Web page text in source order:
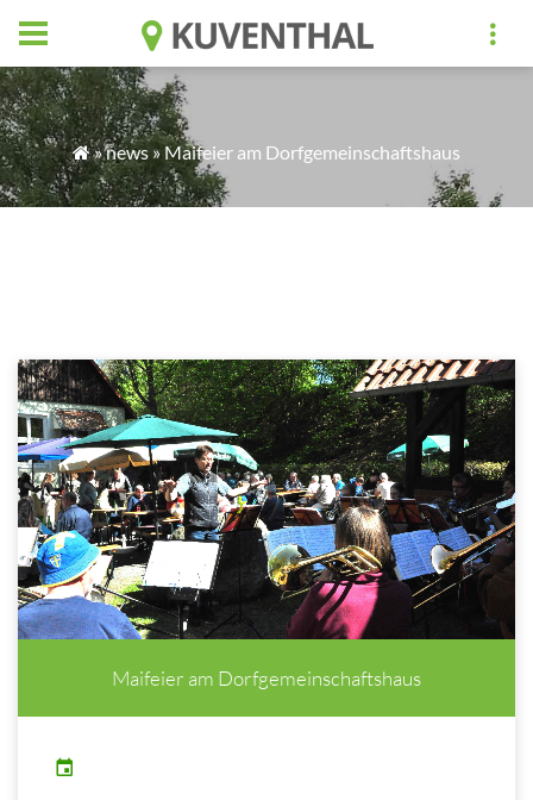
»news » Maifeier am Dorfgemeinschaftshaus
Maifeier am Dorfgemeinschaftshaus